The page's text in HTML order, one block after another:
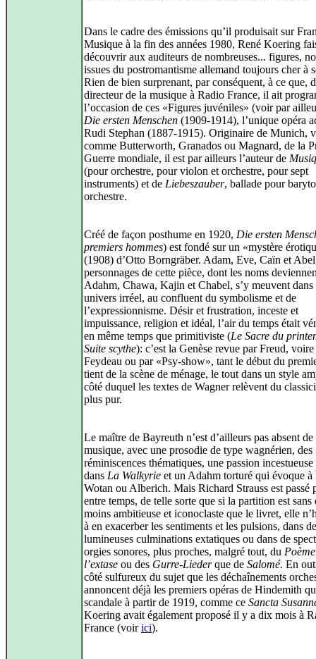
Dans le cadre des émissions qu’il produisait sur
Musique à la fin des années 1980, René Koering
découvrir aux auditeurs de nombreuses... figures,
issues du postromantisme allemand toujours cher à
Rien de bien surprenant, par conséquent, à ce que,
directeur de la musique à Radio France, il ait
l’occasion de ces «Figures juvéniles» (voir par
Die ersten Menschen (1909-1914), l’unique opéra
Rudi Stephan (1887-1915). Originaire de Munich,
comme Butterworth, Granados ou Magnard, de la
Guerre mondiale, il est par ailleurs l’auteur de
(pour orchestre, pour violon et orchestre, pour sept
instruments) et de Liebeszauber, ballade pour
orchestre.
Créé de façon posthume en 1920, Die ersten
premiers hommes) est fondé sur un «mystère
(1908) d’Otto Borngräber. Adam, Eve, Caïn et
personnages de cette pièce, dont les noms
Adahm, Chawa, Kajin et Chabel, s’y meuvent dans
univers irréel, au confluent du symbolisme et de
l’expressionnisme. Désir et frustration, inceste et
impuissance, religion et idéal, l’air du temps était
en même temps que primitiviste (Le Sacre du
Suite scythe): c’est la Genèse revue par Freud,
Feydeau ou par «Psy-show», tant le début du
tient de la scène de ménage, le tout dans un style
côté duquel les textes de Wagner relèvent du
plus pur.
Le maître de Bayreuth n’est d’ailleurs pas absent de
musique, avec une prosodie de type wagnérien, des
réminiscences thématiques, une passion
dans La Walkyrie et un Adahm torturé qui évoque à
Wotan ou Alberich. Mais Richard Strauss est passé
entre temps, de telle sorte que si la partition est sans
moins ambitieuse et iconoclaste que le livret, elle
à en exacerber les sentiments et les pulsions, dans de
lumineuses culminations extatiques ou dans de
orgies sonores, plus proches, malgré tout, du
l’extase ou des Gurre-Liederque de Salomé. En
côté sulfureux du sujet que les déchaînements
annoncent déjà les premiers opéras de Hindemith
scandale à partir de 1919, comme ce Sancta
Koering avait également proposé il y a dix mois à
France (voirici).